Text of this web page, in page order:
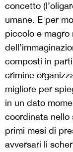
concetto
umane. E per
piccolo e magro
composti in
crimine
migliore per
in un dato
coordinata nello
primi mesi di
avversari li